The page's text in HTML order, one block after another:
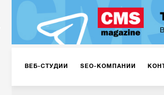
ВЕБ-СТУДИИ SEO-КОМПАНИИ